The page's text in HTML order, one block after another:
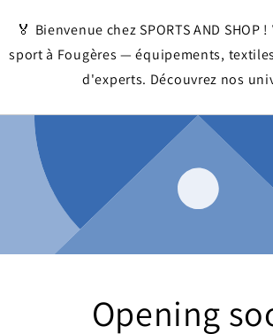
🏅 Bienvenue chez SPORTS AND SHOP
sport à Fougères — équipements,
d'experts. Découvrez nos
Opening